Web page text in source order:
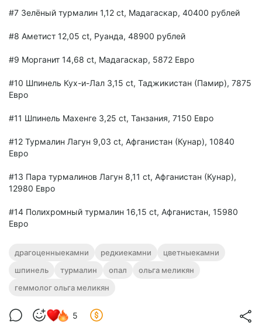
#7 Зелёный турмалин 1,12 ct, Мадагаскар, 40400 рублей
#8 Аметист 12,05 ct, Руанда, 48900 рублей
#9 Морганит 14,68 ct, Мадагаскар, 5872 Евро
#10 Шпинель Кух-и-Лал 3,15 ct, Таджикистан (Памир), 7875
Евро
#11 Шпинель Махенге 3,25 ct, Танзания, 7150 Евро
#12 Турмалин Лагун 9,03 ct, Афганистан (Кунар), 10840
Евро
#13 Пара турмалинов Лагун 8,11 ct, Афганистан (Кунар),
12980 Евро
#14 Полихромный турмалин 16,15 ct, Афганистан, 15980
Евро
драгоценныекамни редкиекамни
цветныекамни
шпинель
турмалин опал
ольга меликян
геммолог ольга меликян
5